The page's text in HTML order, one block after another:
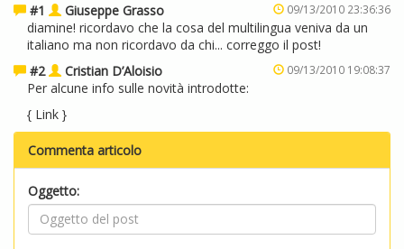
#1 Giuseppe Grasso 09/13/2010 23:36:36
diamine! ricordavo che la cosa del multilingua veniva da un
italiano ma non ricordavo da chi... correggo il post!
#2
Cristian D’Aloisio 09/13/2010 19:08:37
Per alcune info sulle novità introdotte:
{ Link }
Commenta articolo
Oggetto: